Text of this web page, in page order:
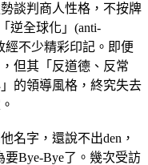
談判商人性格，不按牌
逆全球化」(anti-
經不少精彩印記。即便
但其「反道德、反常
的領導風格，終究失去
名字，還說不出den，
Bye-Bye了。幾次受訪